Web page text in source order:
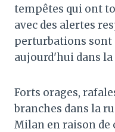
tempêtes qui ont
avec des alertes
perturbations sont
aujourd'hui dans
Forts orages,
branches dans la
Milan en raison de